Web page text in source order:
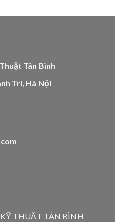
Tân Bình
Trì, Hà Nội
THUẬT TÂN BÌNH